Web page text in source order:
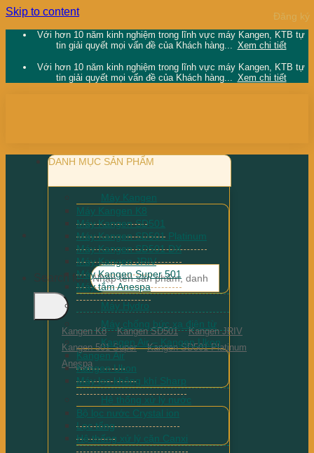
Skip to content
Với hơn 10 năm kinh nghiệm trong lĩnh vực máy Kangen, KTB tự
tin giải quyết mọi vấn đề của Khách hàng... Xem chi tiết
Với hơn 10 năm kinh nghiệm trong lĩnh vực máy Kangen, KTB tự
tin giải quyết mọi vấn đề của Khách hàng... Xem chi tiết
Search for:
Kangen K8 Kangen SD501
Kangen JRIV
Kangen 501 Super
Kangen SD501 Platinum
Anespa
DANH MỤC SẢN PHẨM
Máy Kangen
Máy Kangen K8
Máy Kangen SD501
Máy Kangen SD501 Platinum
Máy Kangen SD501 DX
Máy Kangen JRIV
Máy Kangen Super 501
Máy tắm Anespa
Máy Hydro
Máy chống bức xạ điện từ
Kangen Air – Kangen Ukon
Kangen Air
Kangen Ukon
Máy lọc không khí Sharp
Hệ thống xử lý nước
Bộ lọc nước Crystal ion
Lọc tổng
Hệ thống xử lý cặn Canxi